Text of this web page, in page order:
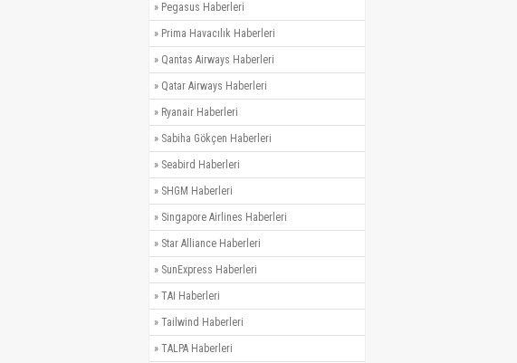
» Pegasus Haberleri
» Prima Havacılık Haberleri
» Qantas Airways Haberleri
» Qatar Airways Haberleri
» Ryanair Haberleri
» Sabiha Gökçen Haberleri
» Seabird Haberleri
» SHGM Haberleri
» Singapore Airlines Haberleri
» Star Alliance Haberleri
» SunExpress Haberleri
» TAI Haberleri
» Tailwind Haberleri
» TALPA Haberleri